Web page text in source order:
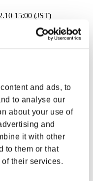
and ads, to
to analyse our
about your use of
and
it with other
to them or that
their services.
15:00 (JST)
ます